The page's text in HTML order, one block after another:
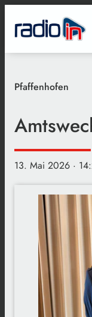
Pfaffenhofen
13. Mai 2026 ·